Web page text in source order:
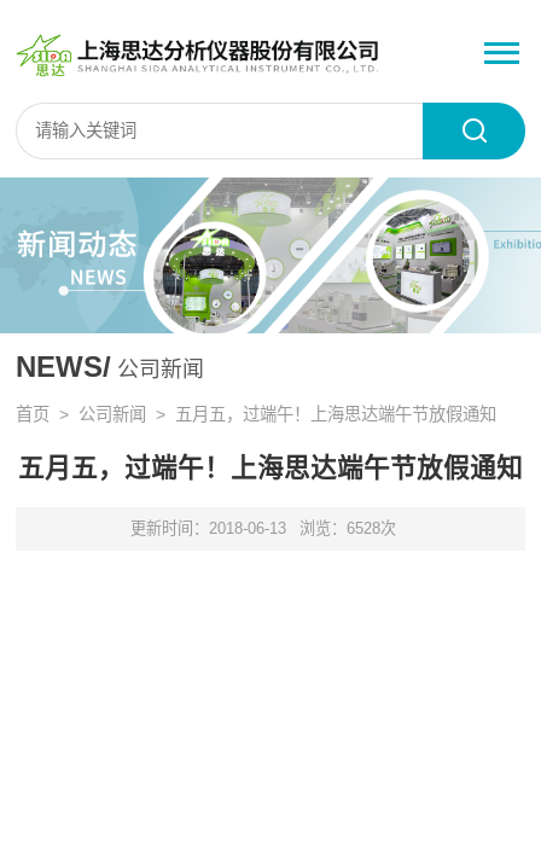
NEWS/ 公司新闻
首页 > 公司新闻 > 五月五，过端午！上海思达端午节放假通知
五月五，过端午！上海思达端午节放假通知
更新时间：2018-06-13 浏览：6528次